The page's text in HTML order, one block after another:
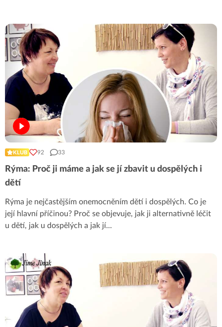
KLUB 92 33
Rýma: Proč ji máme a jak se jí zbavit u dospělých i
dětí
Rýma je nejčastějším onemocněním dětí i dospělých. Co je
její hlavní příčinou? Proč se objevuje, jak ji alternativně léčit
u dětí, jak u dospělých a jak jí...